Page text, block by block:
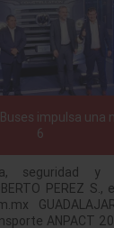
impulsa una
6
seguridad y
PEREZ S.,
ANPACT